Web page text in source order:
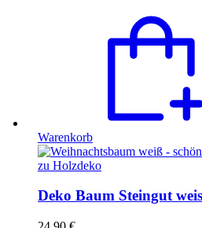
Warenkorb
Deko Baum Steingut